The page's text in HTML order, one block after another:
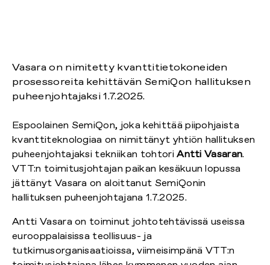
Vasara on nimitetty kvanttitietokoneiden
prosessoreita kehittävän SemiQon hallituksen
puheenjohtajaksi 1.7.2025.
Espoolainen SemiQon, joka kehittää piipohjaista
kvanttiteknologiaa on nimittänyt yhtiön hallituksen
puheenjohtajaksi tekniikan tohtoriAntti Vasaran.
VTT:n toimitusjohtajan paikan kesäkuun lopussa
jättänyt Vasara on aloittanut SemiQonin
hallituksen puheenjohtajana 1.7.2025.
Antti Vasara on toiminut johtotehtävissä useissa
eurooppalaisissa teollisuus- ja
tutkimusorganisaatioissa, viimeisimpänä VTT:n